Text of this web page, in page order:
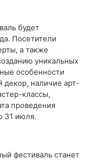
будет
Посетители
а также
уникальных
особенности
декор, наличие арт-
классы,
проведения
31 июля.
фестиваль станет